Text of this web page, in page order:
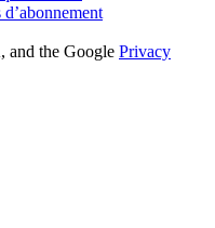
and the Google Privacy